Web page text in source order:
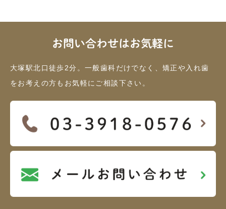
お問い合わせはお気軽に
大塚駅北口徒歩2分。一般歯科だけでなく、矯正や入れ歯
をお考えの方もお気軽にご相談下さい。